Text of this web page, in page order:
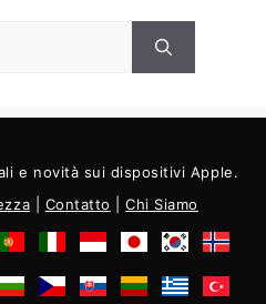
e novità sui dispositivi Apple.
Contatto |Chi Siamo